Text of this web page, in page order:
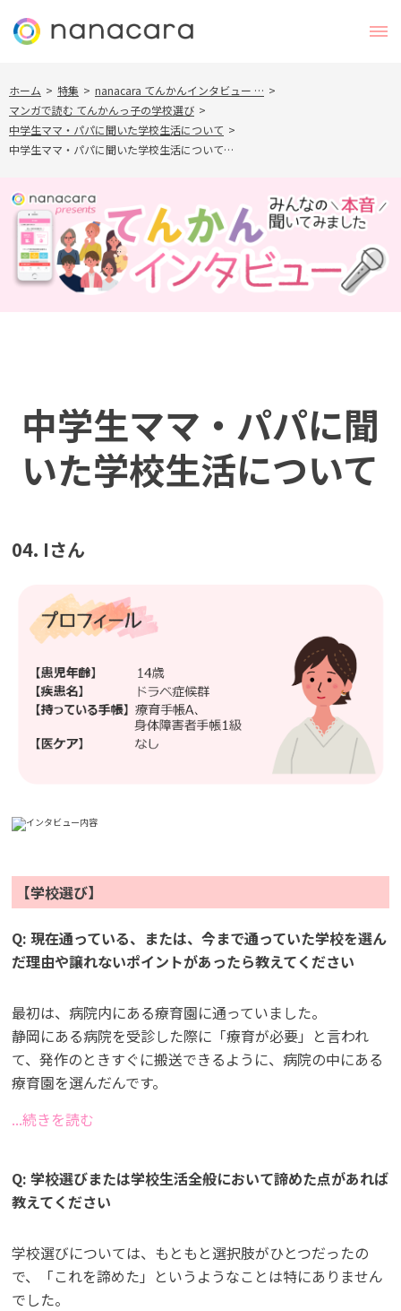
ホーム > 特集 > nanacara てんかんインタビュー … >
マンガで読む てんかんっ子の学校選び >
中学生ママ・パパに聞いた学校生活について >
中学生ママ・パパに聞いた学校生活について…
中学生ママ・パパに聞
いた学校生活について
04. Iさん
【学校選び】
Q: 現在通っている、または、今まで通っていた学校を選ん
だ理由や譲れないポイントがあったら教えてください
最初は、病院内にある療育園に通っていました。
静岡にある病院を受診した際に「療育が必要」と言われ
て、発作のときすぐに搬送できるように、病院の中にある
療育園を選んだんです。
...続きを読む
Q: 学校選びまたは学校生活全般において諦めた点があれば
教えてください
学校選びについては、もともと選択肢がひとつだったの
で、「これを諦めた」というようなことは特にありません
でした。